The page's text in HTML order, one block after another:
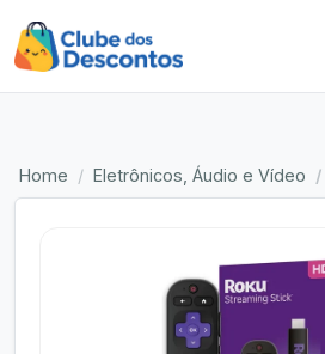
Home Eletrônicos, Áudio e Vídeo